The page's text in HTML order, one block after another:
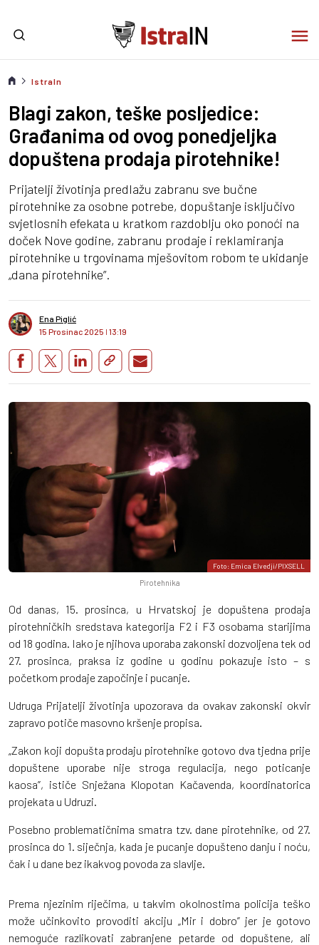
IstraIn
Blagi zakon, teške posljedice:
Građanima od ovog ponedjeljka
dopuštena prodaja pirotehnike!
Prijatelji životinja predlažu zabranu sve bučne
pirotehnike za osobne potrebe, dopuštanje isključivo
svjetlosnih efekata u kratkom razdoblju oko ponoći na
doček Nove godine, zabranu prodaje i reklamiranja
pirotehnike u trgovinama mješovitom robom te ukidanje
„dana pirotehnike”.
Ena Piglić
15 Prosinac 2025 I 13:19
Foto: Emica Elvedji/PIXSELL
Pirotehnika
Od danas, 15. prosinca, u Hrvatskoj je dopuštena prodaja
pirotehničkih sredstava kategorija F2 i F3 osobama starijima
od 18 godina. Iako je njihova uporaba zakonski dozvoljena tek od
27. prosinca, praksa iz godine u godinu pokazuje isto – s
početkom prodaje započinje i pucanje.
Udruga Prijatelji životinja upozorava da ovakav zakonski okvir
zapravo potiče masovno kršenje propisa.
„Zakon koji dopušta prodaju pirotehnike gotovo dva tjedna prije
dopuštene uporabe nije stroga regulacija, nego poticanje
kaosa”, ističe Snježana Klopotan Kačavenda, koordinatorica
projekata u Udruzi.
Posebno problematičnima smatra tzv. dane pirotehnike, od 27.
prosinca do 1. siječnja, kada je pucanje dopušteno danju i noću,
čak i u dane bez ikakvog povoda za slavlje.
Prema njezinim riječima, u takvim okolnostima policija teško
može učinkovito provoditi akciju „Mir i dobro” jer je gotovo
nemoguće razlikovati zabranjene petarde od dopuštene, ali